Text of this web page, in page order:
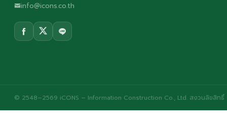
info@icons.co.th
© 2548–2569 iCONS – Information Construction Co., Ltd. สงวนลิขสิทธิ์